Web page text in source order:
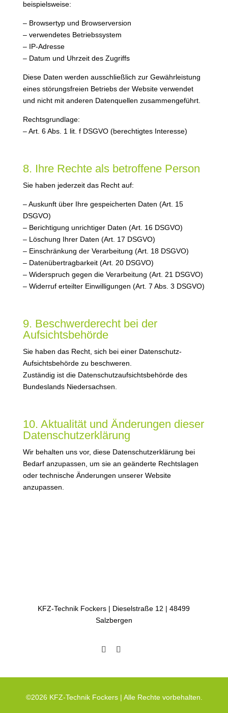
beispielsweise:
– Browsertyp und Browserversion
– verwendetes Betriebssystem
– IP-Adresse
– Datum und Uhrzeit des Zugriffs
Diese Daten werden ausschließlich zur Gewährleistung
eines störungsfreien Betriebs der Website verwendet
und nicht mit anderen Datenquellen zusammengeführt.
Rechtsgrundlage:
– Art. 6 Abs. 1 lit. f DSGVO (berechtigtes Interesse)
8. Ihre Rechte als betroffene Person
Sie haben jederzeit das Recht auf:
– Auskunft über Ihre gespeicherten Daten (Art. 15
DSGVO)
– Berichtigung unrichtiger Daten (Art. 16 DSGVO)
– Löschung Ihrer Daten (Art. 17 DSGVO)
– Einschränkung der Verarbeitung (Art. 18 DSGVO)
– Datenübertragbarkeit (Art. 20 DSGVO)
– Widerspruch gegen die Verarbeitung (Art. 21 DSGVO)
– Widerruf erteilter Einwilligungen (Art. 7 Abs. 3 DSGVO)
9. Beschwerderecht bei der
Aufsichtsbehörde
Sie haben das Recht, sich bei einer Datenschutz-
Aufsichtsbehörde zu beschweren.
Zuständig ist die Datenschutzaufsichtsbehörde des
Bundeslands Niedersachsen.
10. Aktualität und Änderungen dieser
Datenschutzerklärung
Wir behalten uns vor, diese Datenschutzerklärung bei
Bedarf anzupassen, um sie an geänderte Rechtslagen
oder technische Änderungen unserer Website
anzupassen.
KFZ-Technik Fockers | Dieselstraße 12 | 48499
Salzbergen
©2026 KFZ-Technik Fockers | Alle Rechte vorbehalten.